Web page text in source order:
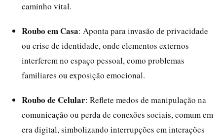
caminho vital.
Roubo em Casa: Aponta para invasão de privacidade
ou crise de identidade, onde elementos externos
interferem no espaço pessoal, como problemas
familiares ou exposição emocional.
Roubo de Celular: Reflete medos de manipulação na
comunicação ou perda de conexões sociais, comum em
era digital, simbolizando interrupções em interações